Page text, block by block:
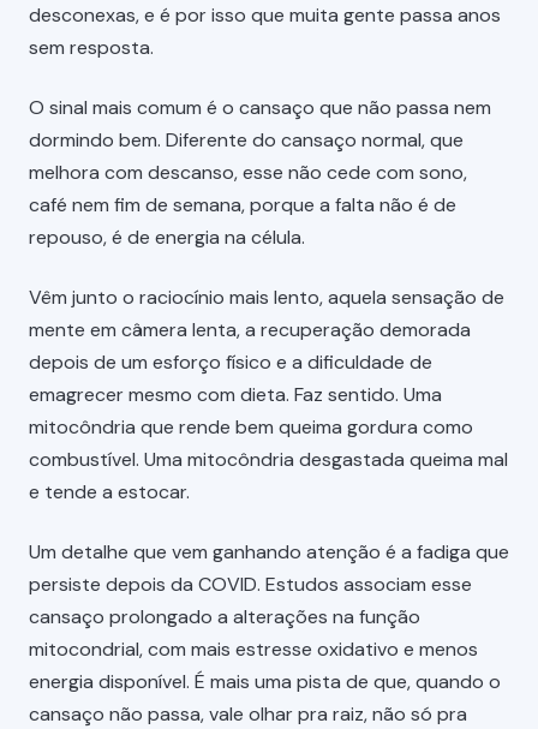
desconexas, e é por isso que muita gente passa anos
sem resposta.
O sinal mais comum é o cansaço que não passa nem
dormindo bem. Diferente do cansaço normal, que
melhora com descanso, esse não cede com sono,
café nem fim de semana, porque a falta não é de
repouso, é de energia na célula.
Vêm junto o raciocínio mais lento, aquela sensação de
mente em câmera lenta, a recuperação demorada
depois de um esforço físico e a dificuldade de
emagrecer mesmo com dieta. Faz sentido. Uma
mitocôndria que rende bem queima gordura como
combustível. Uma mitocôndria desgastada queima mal
e tende a estocar.
Um detalhe que vem ganhando atenção é a fadiga que
persiste depois da COVID. Estudos associam esse
cansaço prolongado a alterações na função
mitocondrial, com mais estresse oxidativo e menos
energia disponível. É mais uma pista de que, quando o
cansaço não passa, vale olhar pra raiz, não só pra